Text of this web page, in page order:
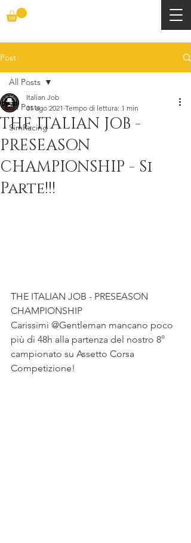
Post
All Posts
SimRacing
All Posts
THE ITALIAN JOB -
PRESEASON
CHAMPIONSHIP - Si
Parte!!!
Italian Job
31 ago 2021 Tempo di lettura: 1 min
THE ITALIAN JOB - PRESEASON
CHAMPIONSHIP
Carissimi @Gentleman mancano poco
più di 48h alla partenza del nostro 8°
campionato su Assetto Corsa
Competizione!